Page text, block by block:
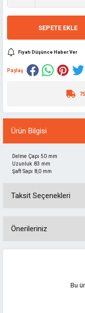
SEPETE EKLE
Fiyatı Düşünce Haber Ver
Paylaş
Ürün Bilgisi
Delme Çapı 50 mm
Uzunluk 83 mm
Şaft Sapı 8,0 mm
Taksit Seçenekleri
Önerileriniz
Görüş ve önerileriniz
Ürün resmi kalitesiz,
Bu